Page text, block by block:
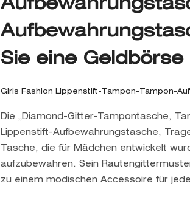
Sie eine Geldbörse
Girls Fashion Lippenstift-Tampon-Tampon-
Die „Diamond-Gitter-Tampontasche,
Lippenstift-Aufbewahrungstasche,
Tasche, die für Mädchen entwickelt
aufzubewahren. Sein
zu einem modischen Accessoire für